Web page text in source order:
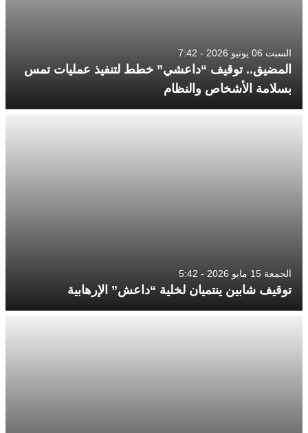
السبت 06 يونيو 2026 - 7:42
المضيق.. توقيف “داعشي” خطط لتنفيذ عمليات تمس
بسلامة الأشخاص والنظام
الجمعة 15 مايو 2026 - 5:42
توقيف شابين ينتميان لخلية “داعش” الإرهابية